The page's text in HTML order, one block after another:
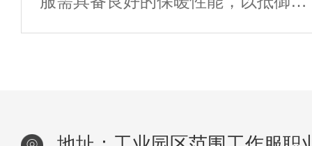
工作服定做选择厂家的时候一定要注
冷天气对员工身体的影响。可选用保